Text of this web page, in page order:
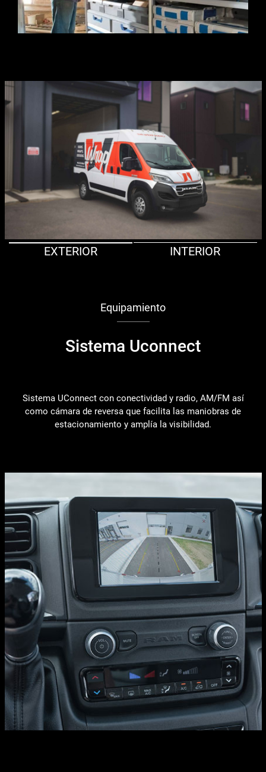
EXTERIOR INTERIOR
Equipamiento
Sistema Uconnect
Sistema UConnect con conectividad y radio, AM/FM así
como cámara de reversa que facilita las maniobras de
estacionamiento y amplía la visibilidad.